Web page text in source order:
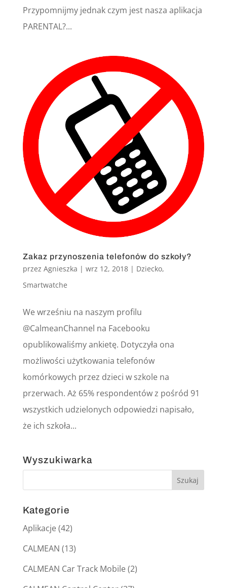
Przypomnijmy jednak czym jest nasza aplikacja
PARENTAL?...
Zakaz przynoszenia telefonów do szkoły?
przez Agnieszka | wrz 12, 2018| Dziecko,
Smartwatche
We wrześniu na naszym profilu
@CalmeanChannel na Facebooku
opublikowaliśmy ankietę. Dotyczyła ona
możliwości użytkowania telefonów
komórkowych przez dzieci w szkole na
przerwach. Aż 65% respondentów z pośród 91
wszystkich udzielonych odpowiedzi napisało,
że ich szkoła...
Wyszukiwarka
Kategorie
Aplikacje(42)
CALMEAN (13)
CALMEAN Car Track Mobile(2)